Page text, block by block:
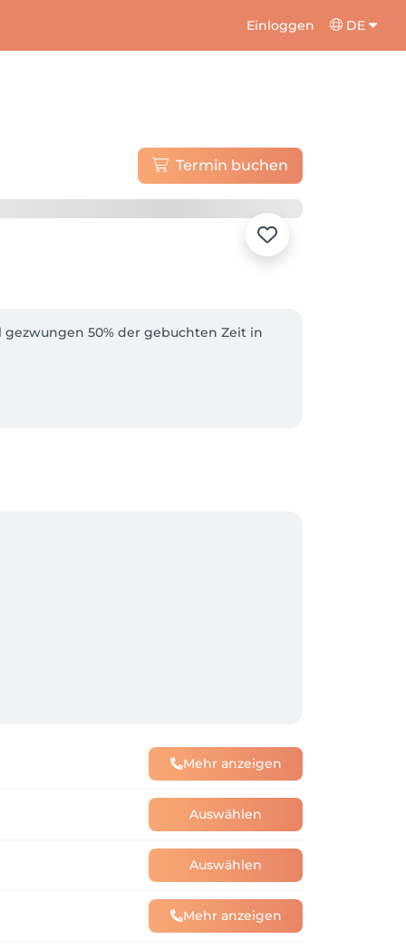
Einloggen DE
Termin buchen
50% der gebuchten Zeit in
Mehr anzeigen
Auswählen
Auswählen
Mehr anzeigen